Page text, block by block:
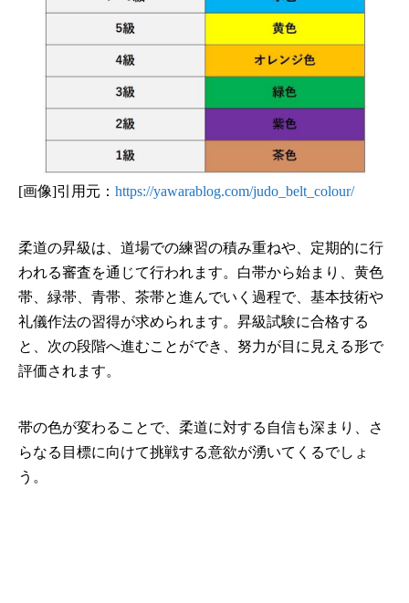
[画像]引用元： https://yawarablog.com/judo_belt_colour/
柔道の昇級は、道場での練習の積み重ねや、定期的に行
われる審査を通じて行われます。白帯から始まり、黄色
帯、緑帯、青帯、茶帯と進んでいく過程で、基本技術や
礼儀作法の習得が求められます。昇級試験に合格する
と、次の段階へ進むことができ、努力が目に見える形で
評価されます。
帯の色が変わることで、柔道に対する自信も深まり、さ
らなる目標に向けて挑戦する意欲が湧いてくるでしょ
う。